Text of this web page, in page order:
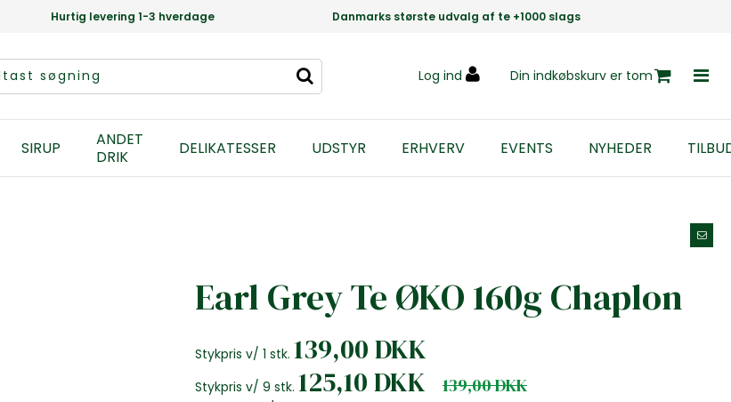
Hurtig levering 1-3 hverdage Danmarks største udvalg af te +1000 slags
Log ind Din indkøbskurv er tom
SIRUP
ANDET
DRIK
DELIKATESSER UDSTYR ERHVERV EVENTS NYHEDER
Earl Grey Te ØKO 160g Chaplon
Stykpris v/ 1 stk. 139,00 DKK
Stykpris v/ 9 stk. 125,10 DKK 139,00 DKK